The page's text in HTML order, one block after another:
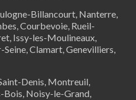
Billancourt, Nanterre,
Courbevoie, Rueil-
Issy-les-Moulineaux,
Seine,Clamart, Genevilliers,
Denis, Montreuil,
Bois, Noisy-le-Grand,